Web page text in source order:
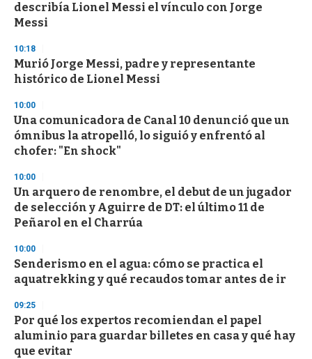
describía Lionel Messi el vínculo con Jorge
Messi
10:18
Murió Jorge Messi, padre y representante
histórico de Lionel Messi
10:00
Una comunicadora de Canal 10 denunció que un
ómnibus la atropelló, lo siguió y enfrentó al
chofer: "En shock"
10:00
Un arquero de renombre, el debut de un jugador
de selección y Aguirre de DT: el último 11 de
Peñarol en el Charrúa
10:00
Senderismo en el agua: cómo se practica el
aquatrekking y qué recaudos tomar antes de ir
09:25
Por qué los expertos recomiendan el papel
aluminio para guardar billetes en casa y qué hay
que evitar